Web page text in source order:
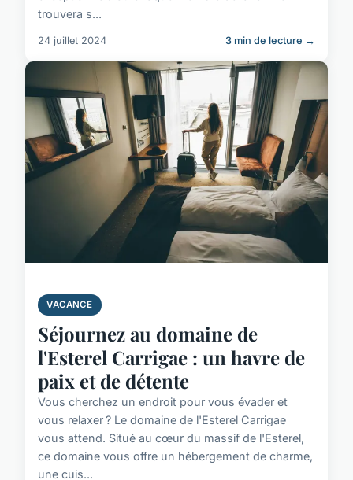
trouvera s...
24 juillet 2024 3 min de lecture →
VACANCE
Séjournez au domaine de
l'Esterel Carrigae : un havre de
paix et de détente
Vous cherchez un endroit pour vous évader et
vous relaxer ? Le domaine de l'Esterel Carrigae
vous attend. Situé au cœur du massif de l'Esterel,
ce domaine vous offre un hébergement de charme,
une cuis...